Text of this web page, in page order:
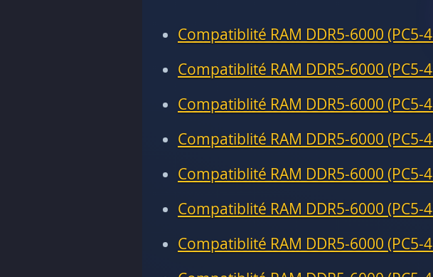
Compatiblité RAM DDR5-6000 (PC5-
Compatiblité RAM DDR5-6000 (PC5-
Compatiblité RAM DDR5-6000 (PC5-
Compatiblité RAM DDR5-6000 (PC5-
Compatiblité RAM DDR5-6000 (PC5-
Compatiblité RAM DDR5-6000 (PC5-
Compatiblité RAM DDR5-6000 (PC5-